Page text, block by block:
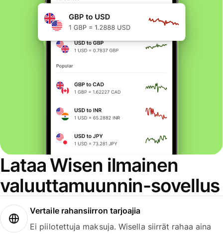
Lataa Wisen ilmainen
valuuttamuunnin-sovellus
Vertaile rahansiirron tarjoajia
Ei piilotettuja maksuja. Wisella siirrät rahaa aina